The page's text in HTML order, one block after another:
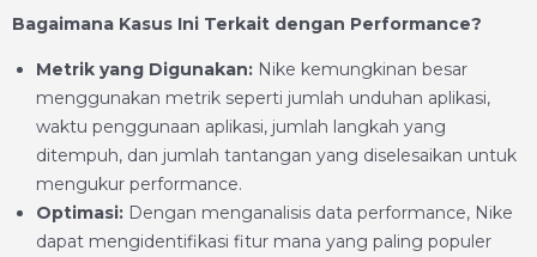
Bagaimana Kasus Ini Terkait dengan Performance?
Metrik yang Digunakan: Nike kemungkinan besar
menggunakan metrik seperti jumlah unduhan aplikasi,
waktu penggunaan aplikasi, jumlah langkah yang
ditempuh, dan jumlah tantangan yang diselesaikan untuk
mengukur performance.
Optimasi: Dengan menganalisis data performance, Nike
dapat mengidentifikasi fitur mana yang paling populer